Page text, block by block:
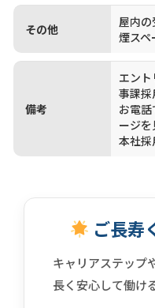
その他
屋内
煙スペ
備考
エン
事課採
お電
ージを
本社
ご長寿
キャリアステップ
長く安心して働け